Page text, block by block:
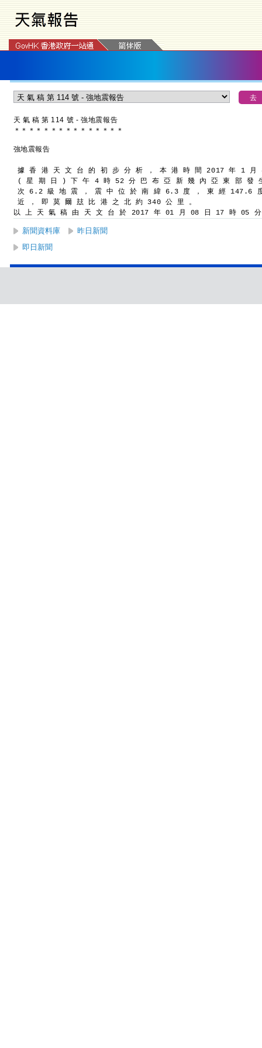
天 氣 稿 第 114 號 - 強地震報告
＊ ＊ ＊ ＊ ＊ ＊ ＊ ＊ ＊ ＊ ＊ ＊ ＊ ＊ ＊
強地震報告
據 香 港 天 文 台 的 初 步 分 析 ， 本 港 時 間 2017 年 1 月
( 星 期 日 ) 下 午 4 時 52 分 巴 布 亞 新 幾 內 亞 東 部 發
次 6.2 級 地 震 ， 震 中 位 於 南 緯 6.3 度 ， 東 經 147.6
近 ， 即 莫 爾 玆 比 港 之 北 約 340 公 里 。
以 上 天 氣 稿 由 天 文 台 於 2017 年 01 月 08 日 17 時 05
新聞資料庫
昨日新聞
即日新聞